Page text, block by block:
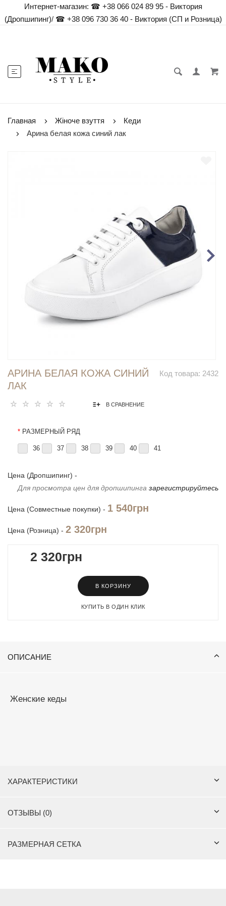
Интернет-магазин: ☎ +38 066 024 89 95 - Виктория
(Дропшипинг)/☎ +38 096 730 36 40 - Виктория (СП и Розница)
Главная Жіноче взуття
Кеди
Арина белая кожа синий лак
Код товара: 2432
АРИНА БЕЛАЯ КОЖА СИНИЙ
ЛАК
В СРАВНЕНИЕ
* РАЗМЕРНЫЙ РЯД
36 37 38 39 40 41
Цена (Дропшипинг) -
Для просмотра цен для дропшипинга зарегистрируйтесь
Цена (Совместные покупки) - 1 540грн
Цена (Розница) - 2 320грн
2 320грн
В КОРЗИНУ
КУПИТЬ В ОДИН КЛИК
ОПИСАНИЕ
Женские кеды
ХАРАКТЕРИСТИКИ
ОТЗЫВЫ (0)
РАЗМЕРНАЯ СЕТКА